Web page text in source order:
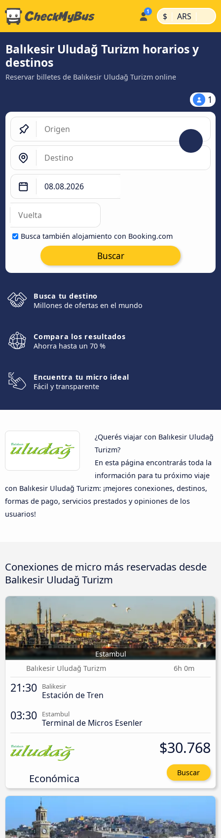
$ | ARS |
Balıkesir Uludağ Turizm horarios y
destinos
Reservar billetes de Balıkesir Uludağ Turizm online
1
Busca también alojamiento con Booking.com
Buscar
Busca tu destino
Millones de ofertas en el mundo
Compara los resultados
Ahorra hasta un 70 %
Encuentra tu micro ideal
Fácil y transparente
¿Querés viajar con Balıkesir Uludağ
Turizm?
En esta página encontrarás toda la
información para tu próximo viaje
con Balıkesir Uludağ Turizm: ¡mejores conexiones, destinos,
formas de pago, servicios prestados y opiniones de los
usuarios!
Conexiones de micro más reservadas desde
Balıkesir Uludağ Turizm
Estambul
Balıkesir Uludağ Turizm
6h 0m
21:30 Balikesir
Estación de Tren
03:30 Estambul
Terminal de Micros Esenler
Económica
$30.768
Buscar